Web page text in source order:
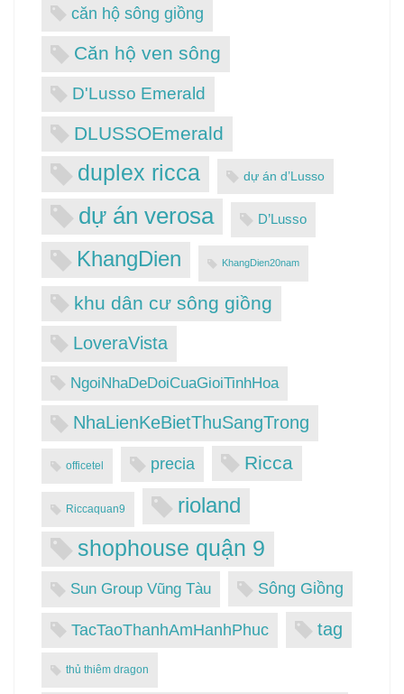
căn hộ sông giồng
Căn hộ ven sông
D'Lusso Emerald
DLUSSOEmerald
duplex ricca dự án d’Lusso
dự án verosa D’Lusso
KhangDien KhangDien20nam
khu dân cư sông giồng
LoveraVista
NgoiNhaDeDoiCuaGioiTinhHoa
NhaLienKeBietThuSangTrong
officetel precia Ricca
Riccaquan9
rioland
shophouse quận 9
Sun Group Vũng Tàu Sông Giồng
TacTaoThanhAmHanhPhuc tag
thủ thiêm dragon